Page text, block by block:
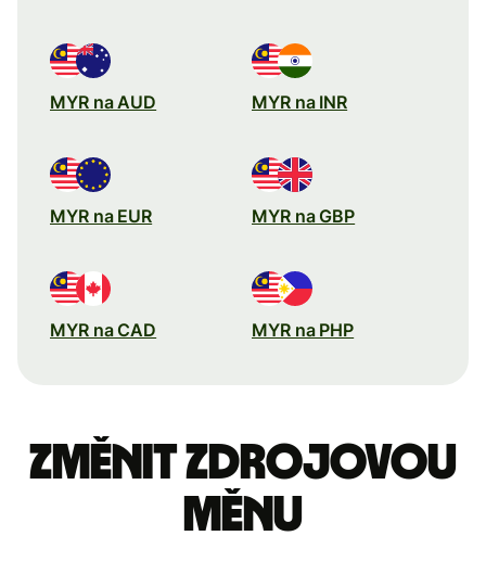
MYR na AUD MYR na INR
MYR na EUR MYR na GBP
MYR na CAD MYR na PHP
Změnit zdrojovou
měnu